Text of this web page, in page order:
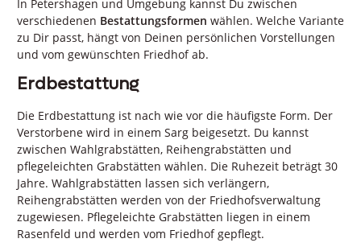
In Petershagen und Umgebung kannst Du zwischen
verschiedenen Bestattungsformen wählen. Welche Variante
zu Dir passt, hängt von Deinen persönlichen Vorstellungen
und vom gewünschten Friedhof ab.
Erdbestattung
Die Erdbestattung ist nach wie vor die häufigste Form. Der
Verstorbene wird in einem Sarg beigesetzt. Du kannst
zwischen Wahlgrabstätten, Reihengrabstätten und
pflegeleichten Grabstätten wählen. Die Ruhezeit beträgt 30
Jahre. Wahlgrabstätten lassen sich verlängern,
Reihengrabstätten werden von der Friedhofsverwaltung
zugewiesen. Pflegeleichte Grabstätten liegen in einem
Rasenfeld und werden vom Friedhof gepflegt.